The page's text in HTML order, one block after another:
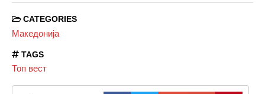
CATEGORIES
Македонија
TAGS
Топ вест